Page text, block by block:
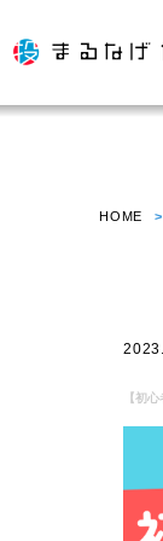
HOME
【初